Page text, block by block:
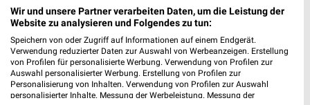
Wir und unsere Partner verarbeiten Daten, um die Leistung der
Website zu analysieren und Folgendes zu tun:
Speichern von oder Zugriff auf Informationen auf einem Endgerät.
Verwendung reduzierter Daten zur Auswahl von Werbeanzeigen. Erstellung
von Profilen für personalisierte Werbung. Verwendung von Profilen zur
Auswahl personalisierter Werbung. Erstellung von Profilen zur
Personalisierung von Inhalten. Verwendung von Profilen zur Auswahl
personalisierter Inhalte. Messung der Werbeleistung. Messung der